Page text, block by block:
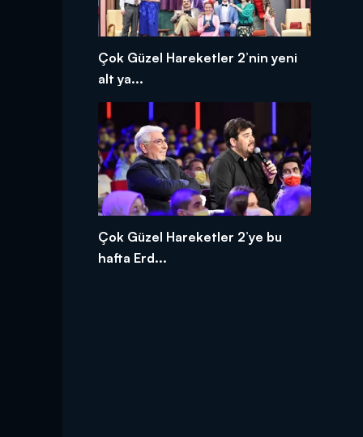
Çok Güzel Hareketler 2’nin yeni
alt ya...
Çok Güzel Hareketler 2’ye bu
hafta Erd...